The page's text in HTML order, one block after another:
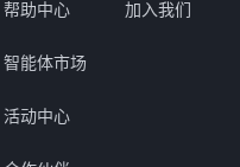
帮助中心
智能体市场
活动中心
加入我们